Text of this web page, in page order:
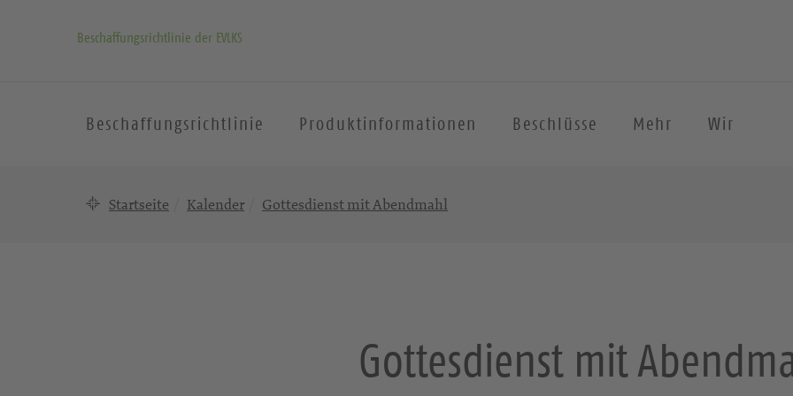
Beschaffungsrichtlinie der EVLKS
Beschaffungsrichtlinie Produktinformationen Beschlüsse Mehr Wir
Startseite Kalender Gottesdienst mit Abendmahl
Gottesdienst mit